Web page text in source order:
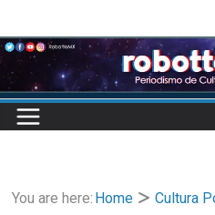
to
content
You are here: Home Cultura